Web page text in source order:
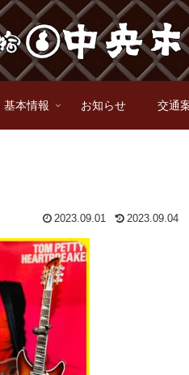
基本情報 お知らせ 交通
2023.09.01 2023.09.04